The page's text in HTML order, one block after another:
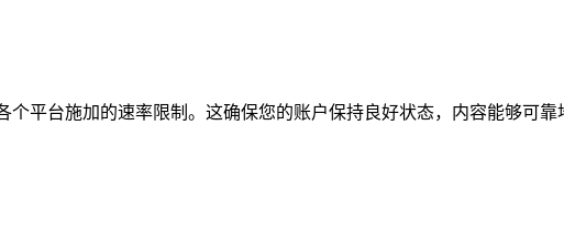
个平台施加的速率限制。这确保您的账户保持良好状态，内容能够可靠